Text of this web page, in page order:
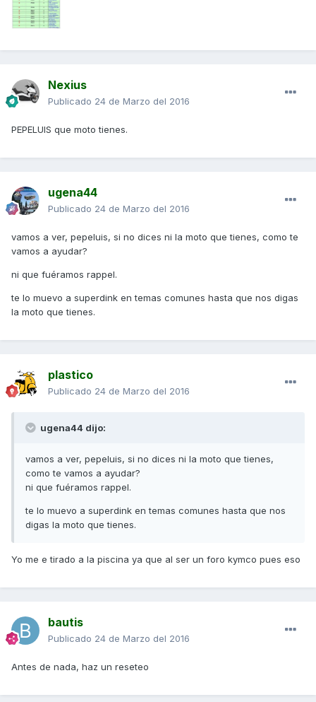
Nexius
Publicado 24 de Marzo del 2016
PEPELUIS que moto tienes.
ugena44
Publicado 24 de Marzo del 2016
vamos a ver, pepeluis, si no dices ni la moto que tienes, como te
vamos a ayudar?
ni que fuéramos rappel.
te lo muevo a superdink en temas comunes hasta que nos digas
la moto que tienes.
plastico
Publicado 24 de Marzo del 2016
ugena44 dijo:
vamos a ver, pepeluis, si no dices ni la moto que tienes,
como te vamos a ayudar?
ni que fuéramos rappel.
te lo muevo a superdink en temas comunes hasta que nos
digas la moto que tienes.
Yo me e tirado a la piscina ya que al ser un foro kymco pues eso
bautis
Publicado 24 de Marzo del 2016
Antes de nada, haz un reseteo